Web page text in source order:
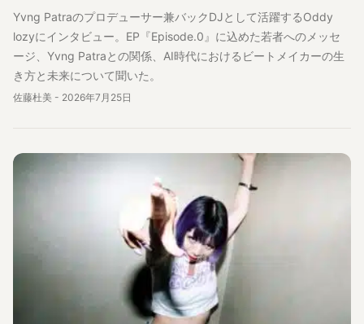
Yvng Patraのプロデューサー兼バックDJとして活躍するOddy
lozyにインタビュー。EP『Episode.0』に込めた若者へのメッセ
ージ、Yvng Patraとの関係、AI時代におけるビートメイカーの生
き方と未来について聞いた。
佐藤杜美 - 2026年7月25日